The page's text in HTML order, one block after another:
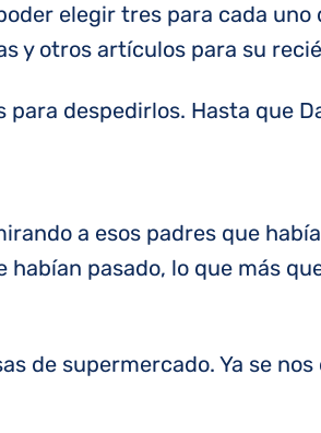
elegir tres para cada uno
y otros artículos para su
despedirlos. Hasta que
a esos padres que
pasado, lo que más
de supermercado. Ya se nos